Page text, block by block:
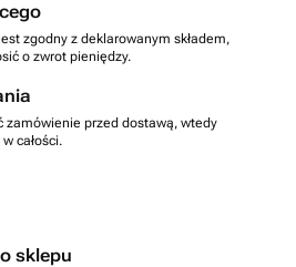
zgodny z deklarowanym składem,
o zwrot pieniędzy.
zamówienie przed dostawą, wtedy
całości.
sklepu